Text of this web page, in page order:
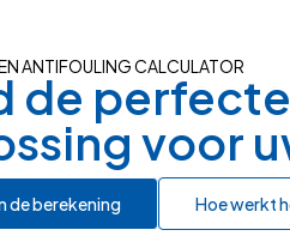
ANTIFOULING CALCULATOR
de perfecte
voor
de berekening Hoe werkt